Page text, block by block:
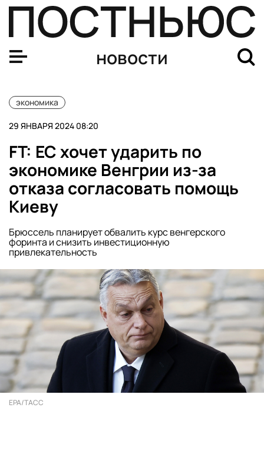
новости
экономика
29 ЯНВАРЯ 2024 08:20
FT: ЕС хочет ударить по
экономике Венгрии из-за
отказа согласовать помощь
Киеву
Брюссель планирует обвалить курс венгерского
форинта и снизить инвестиционную
привлекательность
EPA/ТАСС
В Южной Корее вышел ремейк российского сериала